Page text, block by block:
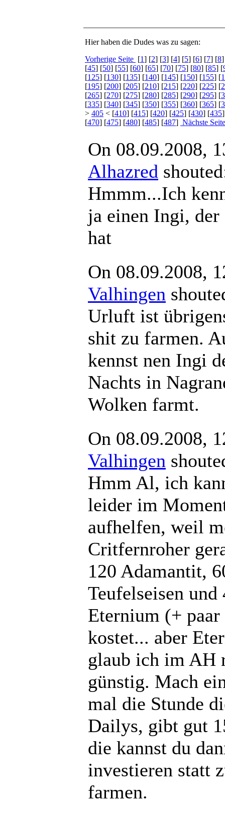
Hier haben die Dudes was zu sagen:
Vorherige Seite [1] [2] [3] [4] [5] [6] [7] [8
[45] [50] [55] [60] [65] [70] [75] [80] [85] [
[125] [130] [135] [140] [145] [150] [155] [
[195] [200] [205] [210] [215] [220] [225] [
[265] [270] [275] [280] [285] [290] [295] [
[335] [340] [345] [350] [355] [360] [365] [
> 405 < [410] [415] [420] [425] [430] [435
[470] [475] [480] [485] [487] Nächste Seite
On 08.09.2008,
Alhazred
Hmmm...Ich
ja einen Ingi, der
hat
On 08.09.2008,
Valhingen
Urluft ist
shit zu farmen.
kennst nen Ingi
Nachts in
Wolken farmt.
On 08.09.2008,
Valhingen
Hmm Al, ich
leider im
aufhelfen, weil
Critfernroher
120 Adamantit,
Teufelseisen und
Eternium (+
kostet... aber
glaub ich im AH
günstig. Mach
mal die Stunde
Dailys, gibt gut
die kannst du
investieren statt
farmen.